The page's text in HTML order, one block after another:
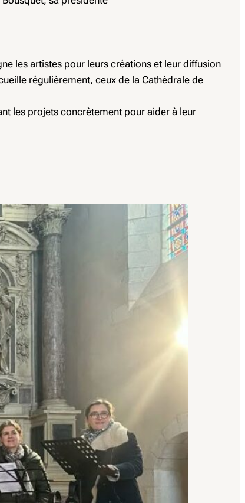
les artistes pour leurs créations et leur diffusion
régulièrement, ceux de la Cathédrale de
les projets concrètement pour aider à leur